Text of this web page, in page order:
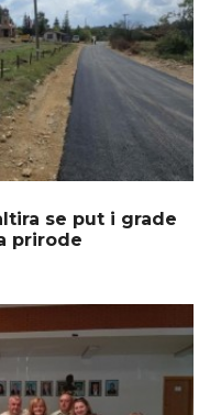
se put i grade
prirode